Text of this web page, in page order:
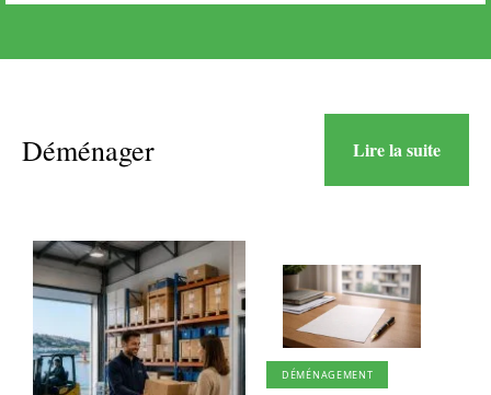
Déménager Lire la suite
DÉMÉNAGEMENT